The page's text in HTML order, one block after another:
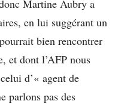
Martine Aubry a
en lui suggérant un
bien rencontrer
et dont l’AFP nous
d’« agent de
parlons pas des